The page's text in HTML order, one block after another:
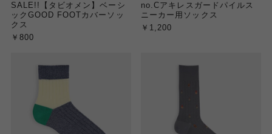
SALE!!【タビオメン】ベーシ
ックGOOD FOOTカバーソッ
クス
￥800
no.Cアキレスガードパイルス
ニーカー用ソックス
￥1,200